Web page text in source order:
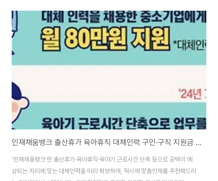
과제에 대해 살펴보도록 하겠습니다. 정책대상 유입확대 ‘조손가족 아동의 안
정적 양육·성장 지원방안’은 정책지원에서 소외될 수 있는 조손가족을 조기에
발굴하고, 조손가족 아동의 안정적인 양육·성장 환경을 조성하기 위해 마련되
었습니다. 1. 조기 발굴 및 서비스 지원 ·연계 강화1) 생계 ·의료 ·주거 급여 등 사
인재채움뱅크 출산휴가 육아휴직 대체인력 구인·구직 지원금 확인하기
'인재채움뱅크'란 출산휴가·육아휴직·육아기 근로시간 단축 등으로 공백이 예
상되는 자리에 맞는 대체인력을 미리 확보하여, 적시에 맞춤인재를 추천해드리